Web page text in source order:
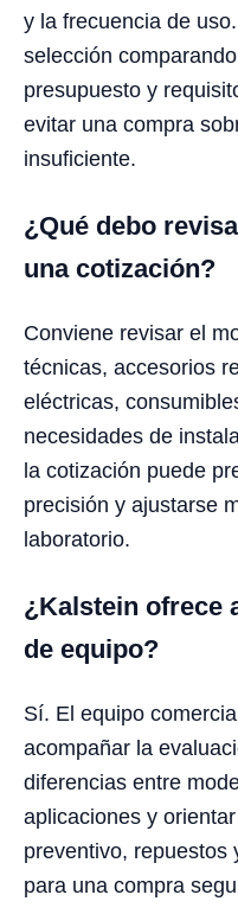
y la frecuencia de
selección
presupuesto y
evitar una compra
insuficiente.
¿Qué debo
una cotización?
Conviene revisar el
técnicas, accesorios
eléctricas,
necesidades de
la cotización puede
precisión y ajustarse
laboratorio.
¿Kalstein ofrece
de equipo?
Sí. El equipo
acompañar la
diferencias entre
aplicaciones y
preventivo, repuestos
para una compra